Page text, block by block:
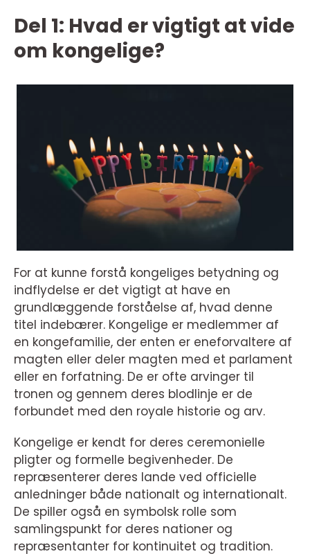
Del 1: Hvad er vigtigt at vide
om kongelige?
For at kunne forstå kongeliges betydning og
indflydelse er det vigtigt at have en
grundlæggende forståelse af, hvad denne
titel indebærer. Kongelige er medlemmer af
en kongefamilie, der enten er eneforvaltere af
magten eller deler magten med et parlament
eller en forfatning. De er ofte arvinger til
tronen og gennem deres blodlinje er de
forbundet med den royale historie og arv.
Kongelige er kendt for deres ceremonielle
pligter og formelle begivenheder. De
repræsenterer deres lande ved officielle
anledninger både nationalt og internationalt.
De spiller også en symbolsk rolle som
samlingspunkt for deres nationer og
repræsentanter for kontinuitet og tradition.